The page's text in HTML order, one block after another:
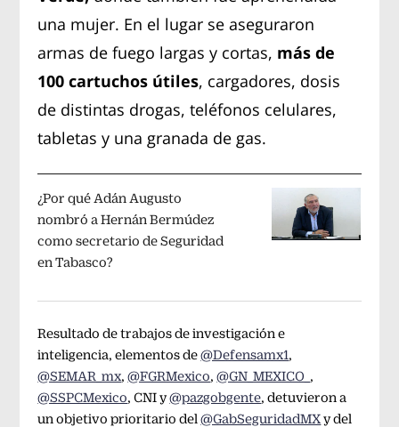
una mujer. En el lugar se aseguraron
armas de fuego largas y cortas, más de
100 cartuchos útiles, cargadores, dosis
de distintas drogas, teléfonos celulares,
tabletas y una granada de gas.
¿Por qué Adán Augusto
nombró a Hernán Bermúdez
como secretario de Seguridad
en Tabasco?
Resultado de trabajos de investigación e
inteligencia, elementos de@Defensamx1,
@SEMAR_mx,@FGRMexico,@GN_MEXICO_ ,
@SSPCMexico, CNI y@pazgobgente, detuvieron a
un objetivo prioritario del@GabSeguridadMXy del